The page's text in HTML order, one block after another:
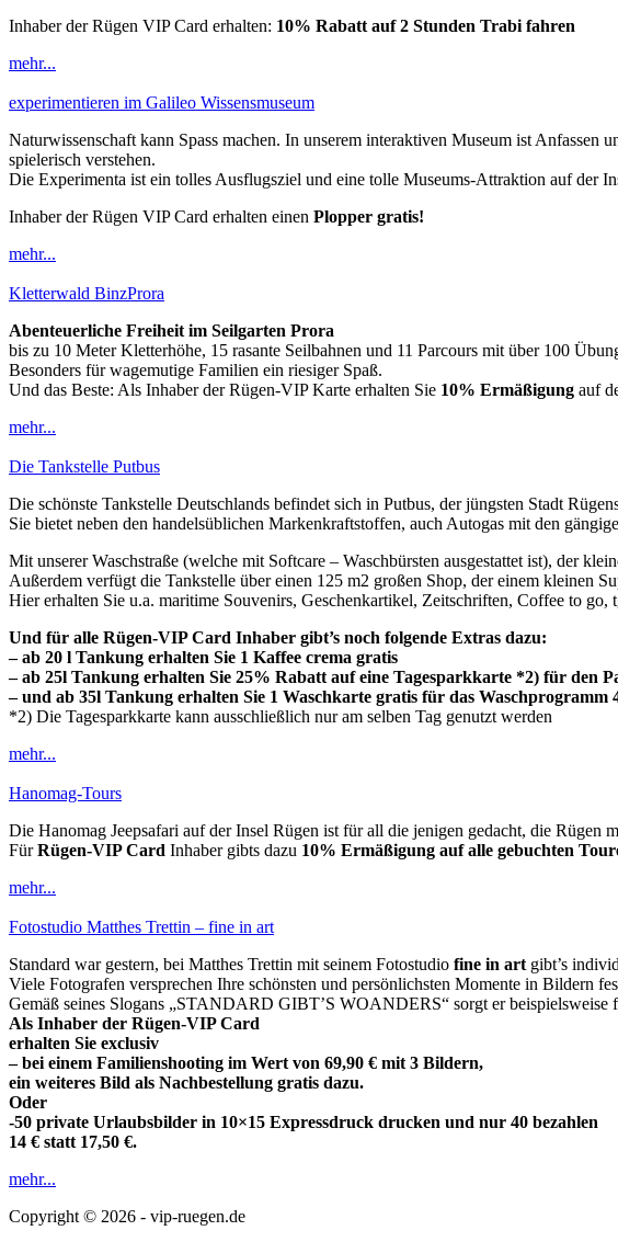
Inhaber der Rügen VIP Card erhalten: 10% Rabatt auf 2 Stunden Trabi fahren
mehr...
experimentieren im Galileo Wissensmuseum
Naturwissenschaft kann Spass machen. In unserem interaktiven Museum ist
spielerisch verstehen.
Die Experimenta ist ein tolles Ausflugsziel und eine tolle Museums-Attraktion auf der
Inhaber der Rügen VIP Card erhalten einen Plopper gratis!
mehr...
Kletterwald BinzProra
Abenteuerliche Freiheit im Seilgarten Prora
bis zu 10 Meter Kletterhöhe, 15 rasante Seilbahnen und 11 Parcours mit über 100
Besonders für wagemutige Familien ein riesiger Spaß.
Und das Beste: Als Inhaber der Rügen-VIP Karte erhalten Sie 10% Ermäßigung auf
mehr...
Die Tankstelle Putbus
Die schönste Tankstelle Deutschlands befindet sich in Putbus, der jüngsten Stadt
Sie bietet neben den handelsüblichen Markenkraftstoffen, auch Autogas mit den
Mit unserer Waschstraße (welche mit Softcare – Waschbürsten ausgestattet ist), der
Außerdem verfügt die Tankstelle über einen 125 m2 großen Shop, der einem kleinen
Hier erhalten Sie u.a. maritime Souvenirs, Geschenkartikel, Zeitschriften, Coffee to go,
Und für alle Rügen-VIP Card Inhaber gibt’s noch folgende Extras dazu:
– ab 20 l Tankung erhalten Sie 1 Kaffee crema gratis
– ab 25l Tankung erhalten Sie 25% Rabatt auf eine Tagesparkkarte *2) für den
– und ab 35l Tankung erhalten Sie 1 Waschkarte gratis für das Waschprogramm
*2) Die Tagesparkkarte kann ausschließlich nur am selben Tag genutzt werden
mehr...
Hanomag-Tours
Die Hanomag Jeepsafari auf der Insel Rügen ist für all die jenigen gedacht, die Rügen
FürRügen-VIP Card Inhaber gibts dazu 10% Ermäßigung auf alle gebuchten
mehr...
Fotostudio Matthes Trettin – fine in art
Standard war gestern, bei Matthes Trettin mit seinem Fotostudio fine in art gibt’s
Viele Fotografen versprechen Ihre schönsten und persönlichsten Momente in Bildern
Gemäß seines Slogans „STANDARD GIBT’S WOANDERS“ sorgt er beispielsweise
Als Inhaber der Rügen-VIP Card
erhalten Sie exclusiv
– bei einem Familienshooting im Wert von 69,90 € mit 3 Bildern,
ein weiteres Bild als Nachbestellung gratis dazu.
Oder
-50 private Urlaubsbilder in 10×15 Expressdruck drucken und nur 40 bezahlen
14 € statt 17,50 €.
mehr...
Copyright © 2026 - vip-ruegen.de